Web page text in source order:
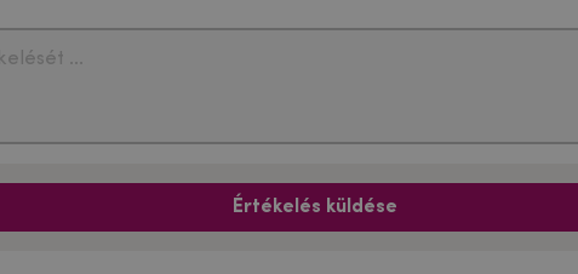
Értékelés küldése